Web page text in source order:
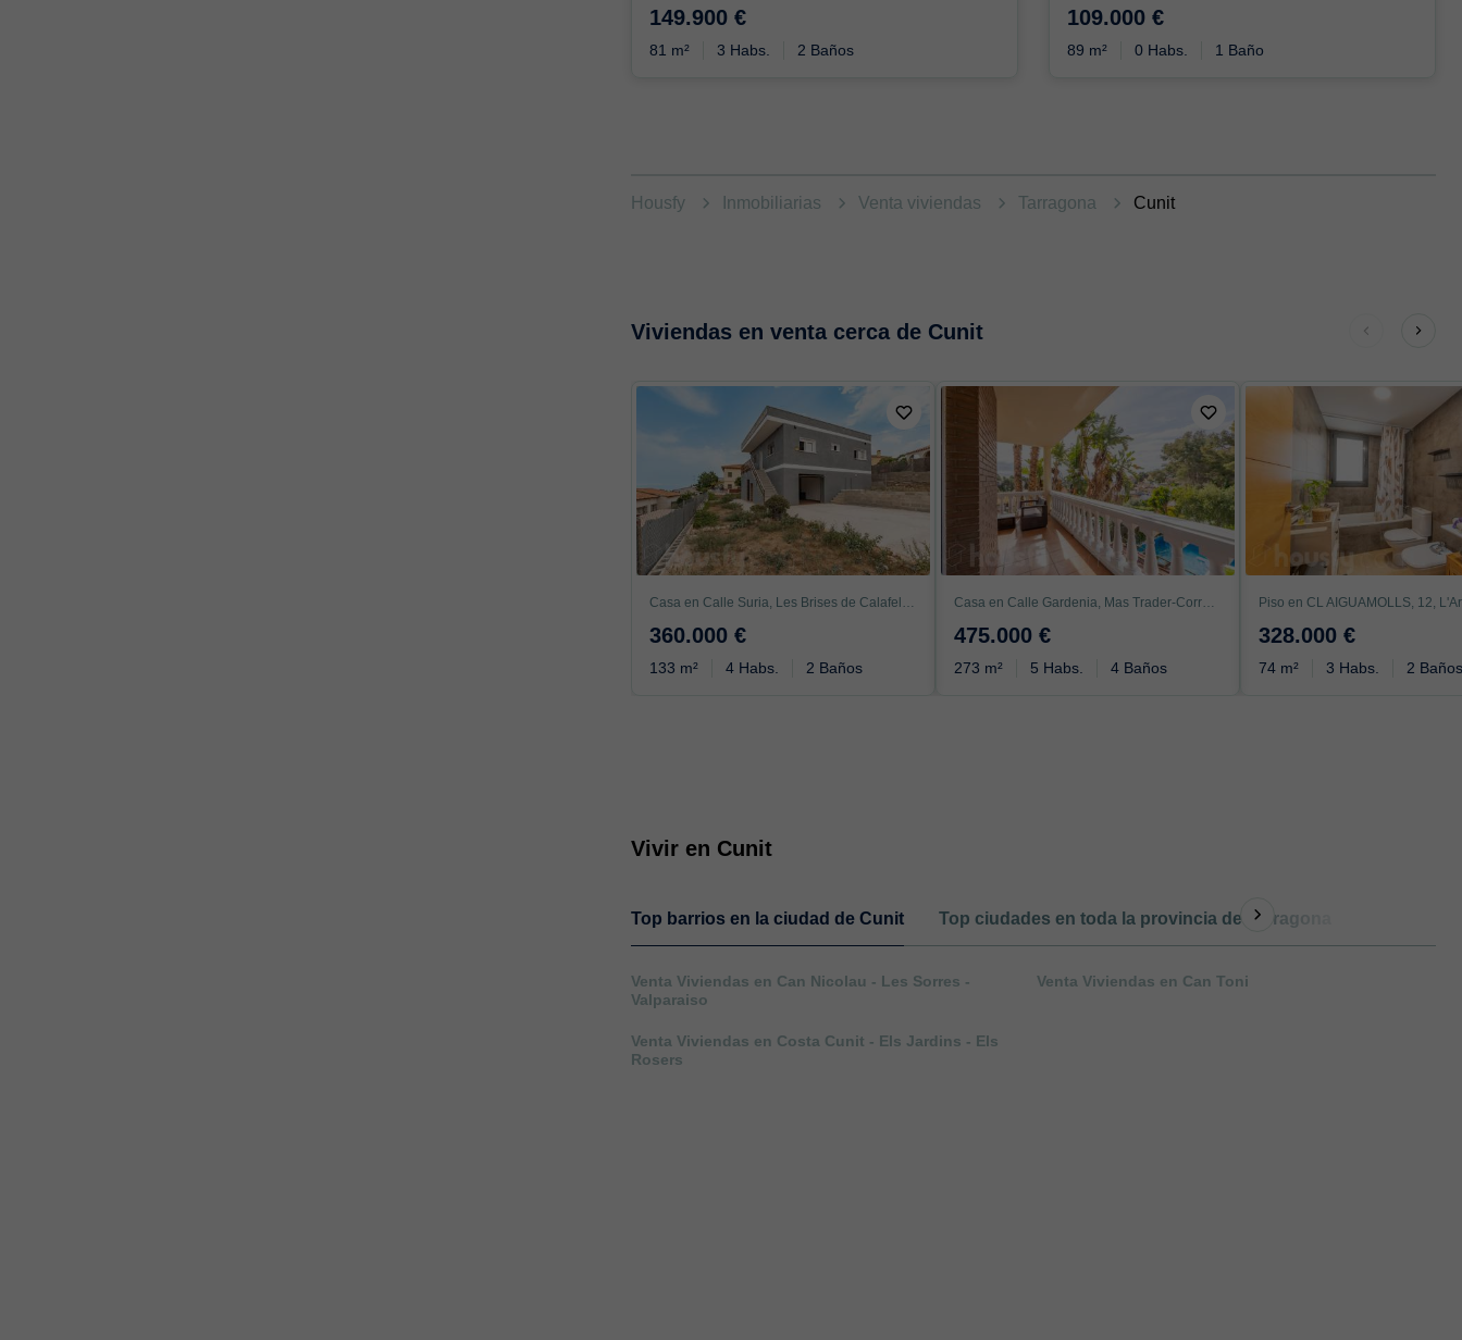
149.900 €
81 m² 3 Habs. 2 Baños
109.000 €
89 m² 0 Habs. 1 Baño
Housfy Inmobiliarias Venta viviendas Tarragona Cunit
Viviendas en venta cerca de Cunit
Casa en Calle Suria, Les Brises de Calafell - Segur de Dalt, Calafell
360.000 €
133 m² 4 Habs. 2 Baños
Casa en Calle Gardenia, Mas Trader-Corral D’En Tort-Corral D’En Cona, Cubelles
475.000 €
273 m² 5 Habs. 4 Baños
328.000 €
74 m² 3 Habs. 2
Vivir en Cunit
Top barrios en la ciudad de Cunit Top ciudades en toda la provincia de Tarragona
Venta Viviendas en Can Nicolau - Les Sorres -
Valparaiso
Venta Viviendas en Can Toni
Venta Viviendas en Costa Cunit - Els Jardins - Els
Rosers